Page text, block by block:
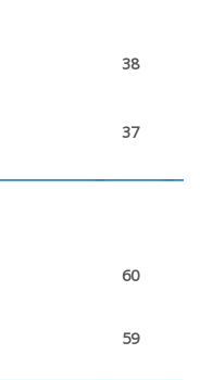
38
37
60
59